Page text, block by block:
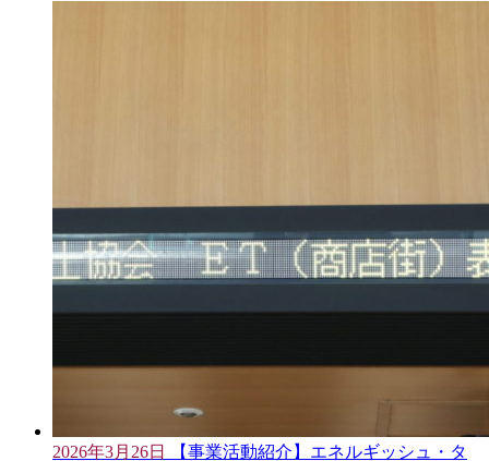
2026年3月26日
【事業活動紹介】エネルギッシュ・タ